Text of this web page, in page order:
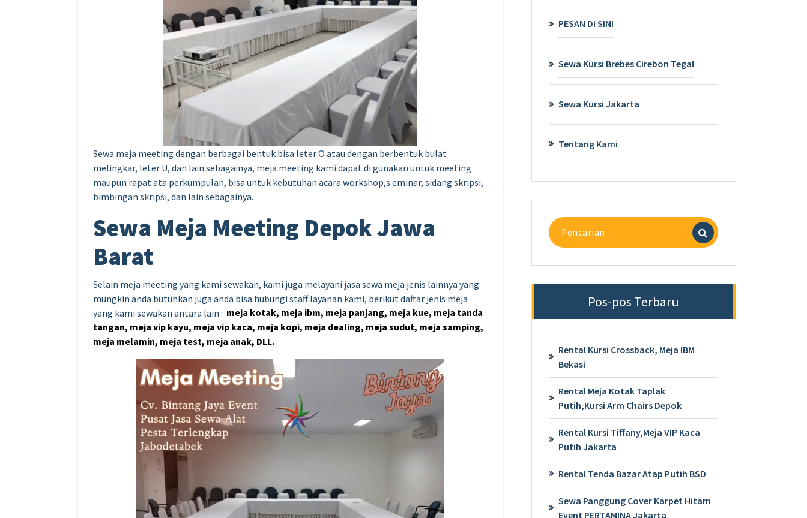
Sewa meja meeting dengan berbagai bentuk bisa leter O atau dengan berbentuk bulat
melingkar, leter U, dan lain sebagainya, meja meeting kami dapat di gunakan untuk meeting
maupun rapat ata perkumpulan, bisa untuk kebutuhan acara workshop,s eminar, sidang skripsi,
bimbingan skripsi, dan lain sebagainya.
Sewa Meja Meeting Depok Jawa
Barat
Selain meja meeting yang kami sewakan, kami juga melayani jasa sewa meja jenis lainnya yang
mungkin anda butuhkan juga anda bisa hubungi staff layanan kami, berikut daftar jenis meja
yang kami sewakan antara lain : meja kotak, meja ibm, meja panjang, meja kue, meja tanda
tangan, meja vip kayu, meja vip kaca, meja kopi, meja dealing, meja sudut, meja samping,
meja melamin, meja test, meja anak, DLL.
PESAN DI SINI
Sewa Kursi Brebes Cirebon Tegal
Sewa Kursi Jakarta
Tentang Kami
Pencarian
untuk:
Pos-pos Terbaru
Rental Kursi Crossback, Meja IBM
Bekasi
Rental Meja Kotak Taplak
Putih,Kursi Arm Chairs Depok
Rental Kursi Tiffany,Meja VIP Kaca
Putih Jakarta
Rental Tenda Bazar Atap Putih BSD
Sewa Panggung Cover Karpet Hitam
Event PERTAMINA Jakarta